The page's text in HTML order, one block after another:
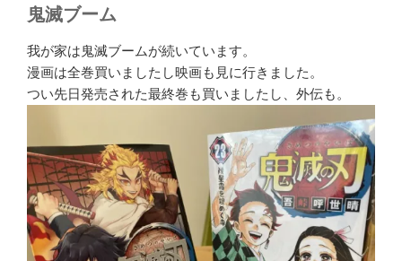
鬼滅ブーム
我が家は鬼滅ブームが続いています。
漫画は全巻買いましたし映画も見に行きました。
つい先日発売された最終巻も買いましたし、外伝も。